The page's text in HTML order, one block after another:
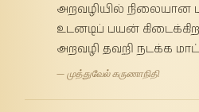
அறவழியில் நிலையான
உடனடிப் பயன்
அறவழி தவறி நடக்க
— முத்துவேல் கருணாநிதி